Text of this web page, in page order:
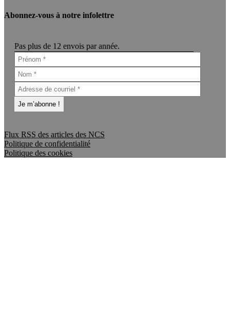
Abonnez-vous à notre infolettre
Pas plus de 12 envois par année.
Flux RSS des articles des NCS
Politique de confidentialité
Politique des cookies